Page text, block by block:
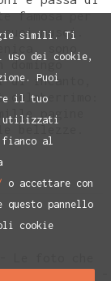
famosa per
musei.
domingo
di incanto,
pagine
bellezze.
Ranzani -
simili. Ti
uso dei cookie,
Puoi
il tuo
utilizzati
fianco al
o accettare con
pannello
cookie